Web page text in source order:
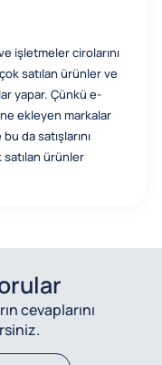
işletmeler cirolarını
satılan ürünler ve
yapar. Çünkü e-
ekleyen markalar
da satışlarını
satılan ürünler
cevaplarını